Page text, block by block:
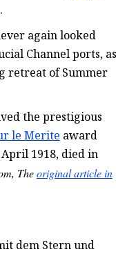
again looked
Channel ports, as
retreat of Summer
the prestigious
le Merite award
1918, died in
Theoriginal article in
dem Stern und